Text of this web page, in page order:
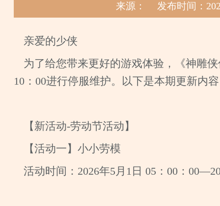
来源： 发布时间：
亲爱的少侠
为了给您带来更好的游戏体验，《神雕
10：00进行停服维护。以下是本期更新内
【新活动-劳动节活动】
【活动一】小小劳模
活动时间：2026年5月1日 05：00：